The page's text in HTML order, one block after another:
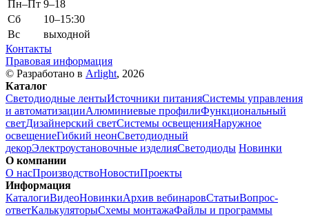
Пн–Пт 9–18
Сб
10–15:30
Вс
выходной
Контакты
Правовая информация
© Разработано в Arlight, 2026
Каталог
Светодиодные лентыИсточники питанияСистемы управления
и автоматизацииАлюминиевые профилиФункциональный
светДизайнерский светСистемы освещенияНаружное
освещениеГибкий неонСветодиодный
декорЭлектроустановочные изделияСветодиоды Новинки
О компании
О насПроизводствоНовостиПроекты
Информация
КаталогиВидеоНовинкиАрхив вебинаровСтатьиВопрос-
ответКалькуляторыСхемы монтажаФайлы и программы